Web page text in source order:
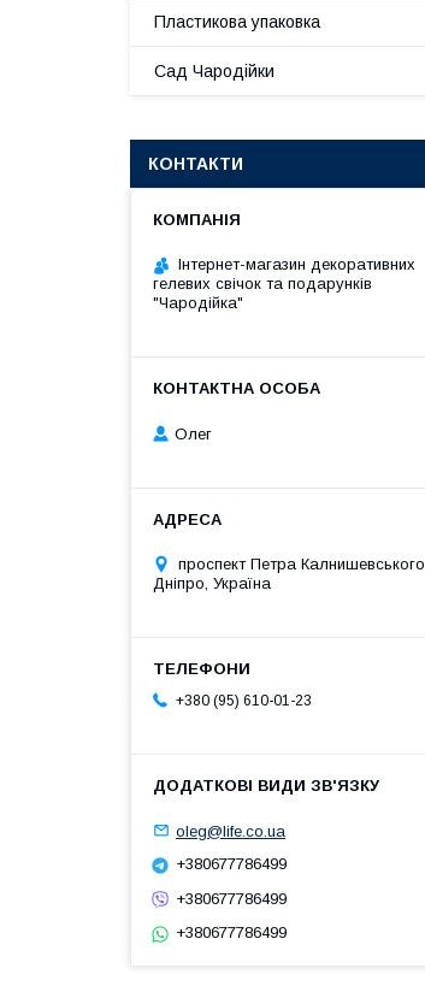
Пластикова упаковка
Сад Чародійки
КОНТАКТИ
Інтернет-магазин декоративних
гелевих свічок та подарунків
"Чародійка"
Олег
проспект Петра Калнишевського,
Дніпро, Україна
+380 (95) 610-01-23
oleg@life.co.ua
+380677786499
+380677786499
+380677786499